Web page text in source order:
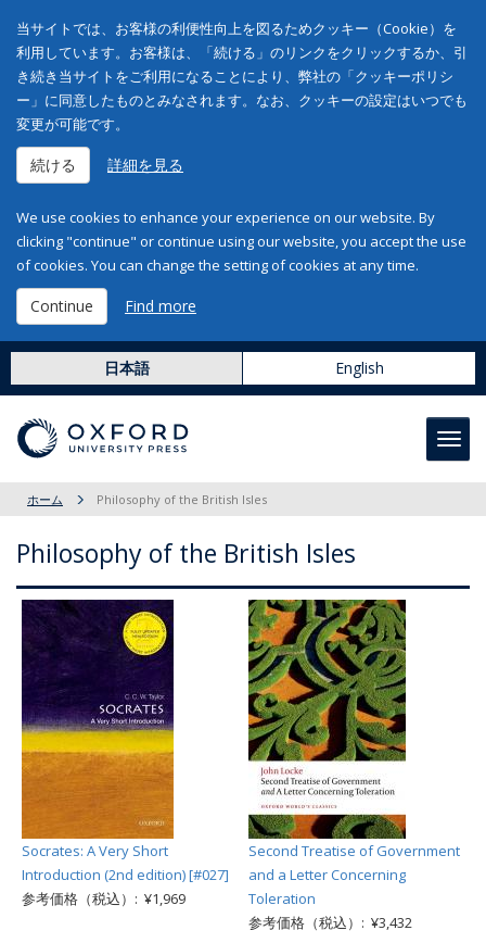
当サイトでは、お客様の利便性向上を図るためクッキー（Cookie）を
利用しています。お客様は、「続ける」のリンクをクリックするか、引
き続き当サイトをご利用になることにより、弊社の「クッキーポリシ
ー」に同意したものとみなされます。なお、クッキーの設定はいつでも
変更が可能です。
続ける 詳細を見る
We use cookies to enhance your experience on our website. By
clicking "continue" or continue using our website, you accept the use
of cookies. You can change the setting of cookies at any time.
Continue Find more
日本語 English
ホーム Philosophy of the British Isles
Philosophy of the British Isles
Socrates: A Very Short
Introduction (2nd edition) [#027]
参考価格（税込）: ¥1,969
Second Treatise of Government
and a Letter Concerning
Toleration
参考価格（税込）: ¥3,432